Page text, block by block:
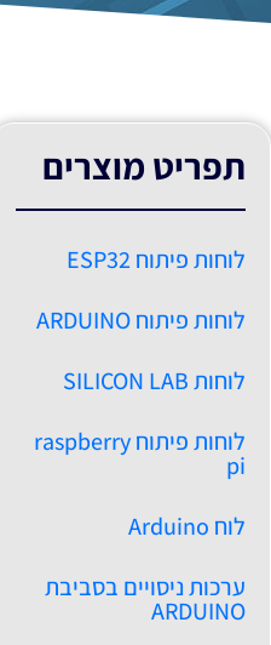
תפריט מוצרים
לוחות פיתוח ESP32
לוחות פיתוח ARDUINO
לוחות SILICON LAB
לוחות פיתוח raspberry
pi
לוח Arduino
ערכות ניסויים בסביבת
ARDUINO